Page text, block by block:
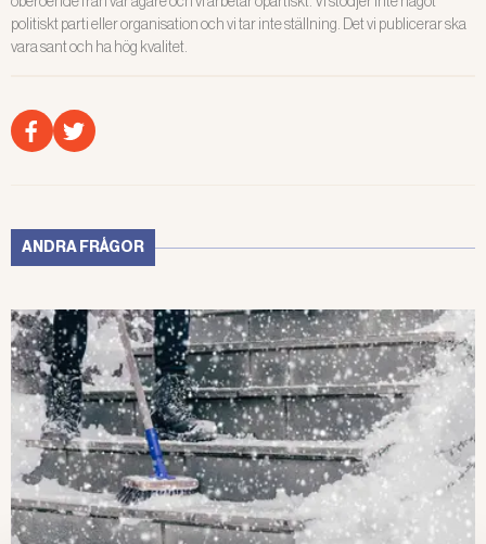
politiskt parti eller organisation och vi tar inte ställning. Det vi publicerar ska
vara sant och ha hög kvalitet.
ANDRA FRÅGOR